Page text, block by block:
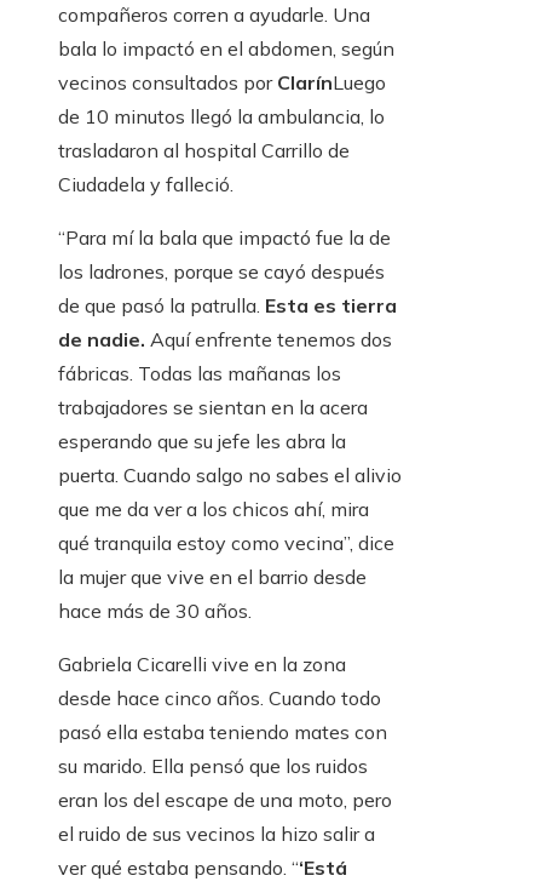
compañeros corren a ayudarle. Una
bala lo impactó en el abdomen, según
vecinos consultados por ClarínLuego
de 10 minutos llegó la ambulancia, lo
trasladaron al hospital Carrillo de
Ciudadela y falleció.
“Para mí la bala que impactó fue la de
los ladrones, porque se cayó después
de que pasó la patrulla. Esta es tierra
de nadie. Aquí enfrente tenemos dos
fábricas. Todas las mañanas los
trabajadores se sientan en la acera
esperando que su jefe les abra la
puerta. Cuando salgo no sabes el alivio
que me da ver a los chicos ahí, mira
qué tranquila estoy como vecina”, dice
la mujer que vive en el barrio desde
hace más de 30 años.
Gabriela Cicarelli vive en la zona
desde hace cinco años. Cuando todo
pasó ella estaba teniendo mates con
su marido. Ella pensó que los ruidos
eran los del escape de una moto, pero
el ruido de sus vecinos la hizo salir a
ver qué estaba pensando. “‘Está